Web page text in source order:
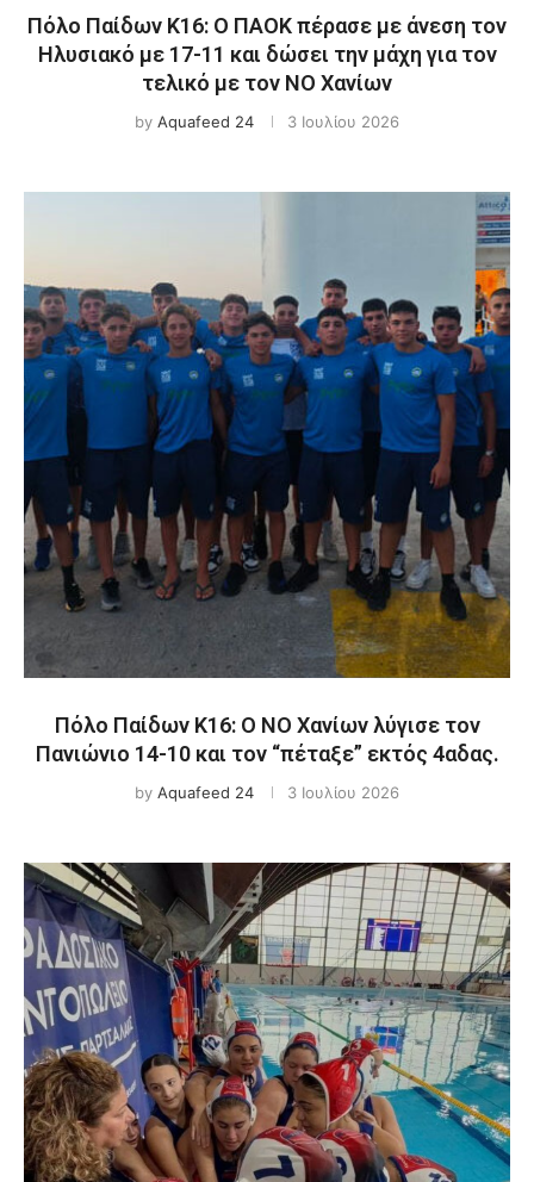
Πόλο Παίδων Κ16: Ο ΠΑΟΚ πέρασε με άνεση τον
Ηλυσιακό με 17-11 και δώσει την μάχη για τον
τελικό με τον ΝΟ Χανίων
by Aquafeed 24 3 Ιουλίου 2026
Πόλο Παίδων Κ16: Ο ΝΟ Χανίων λύγισε τον
Πανιώνιο 14-10 και τον “πέταξε” εκτός 4αδας.
by Aquafeed 24 3 Ιουλίου 2026